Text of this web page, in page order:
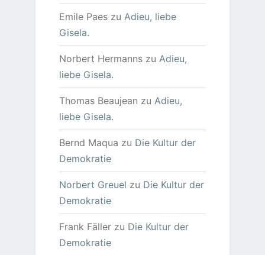
Emile Paeszu Adieu, liebe
Gisela.
Norbert Hermannszu Adieu,
liebe Gisela.
Thomas Beaujean zu Adieu,
liebe Gisela.
Bernd Maqua zu Die Kultur der
Demokratie
Norbert Greuel zu Die Kultur der
Demokratie
Frank Fällerzu Die Kultur der
Demokratie